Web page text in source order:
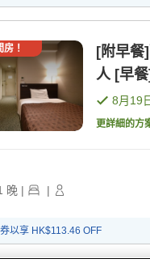
房！
[附早餐
人 [早
8月19
更詳細的方
晚 | |
以享 HK$113.46 OFF